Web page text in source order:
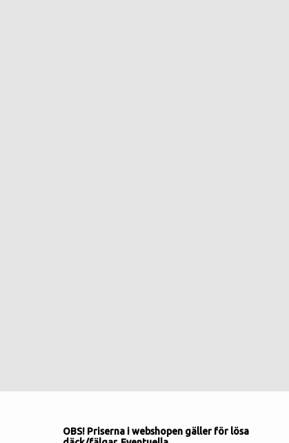
OBS! Priserna i webshopen gäller för lösa